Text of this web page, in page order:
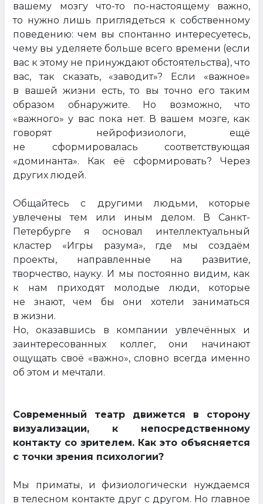
вашему мозгу что-то по-настоящему важно,
то нужно лишь приглядеться к собственному
поведению: чем вы спонтанно интересуетесь,
чему вы уделяете больше всего времени (если
вас к этому не принуждают обстоятельства), что
вас, так сказать, «заводит»? Если «важное»
в вашей жизни есть, то вы точно его таким
образом обнаружите. Но возможно, что
«важного» у вас пока нет. В вашем мозге, как
говорят нейрофизиологи, ещё
не сформировалась соответствующая
«доминанта». Как её сформировать? Через
других людей.
Общайтесь с другими людьми, которые
увлечены тем или иным делом. В Санкт-
Петербурге я основал интеллектуальный
кластер «Игры разума», где мы создаём
проекты, направленные на развитие,
творчество, науку. И мы постоянно видим, как
к нам приходят молодые люди, которые
не знают, чем бы они хотели заниматься
в жизни.
Но, оказавшись в компании увлечённых и
заинтересованных коллег, они начинают
ощущать своё «важно», словно всегда именно
об этом и мечтали.
Современный театр движется в сторону
визуализации, к непосредственному
контакту со зрителем. Как это объясняется
с точки зрения психологии?
Мы приматы, и физиологически нуждаемся
в телесном контакте друг с другом. Но главное